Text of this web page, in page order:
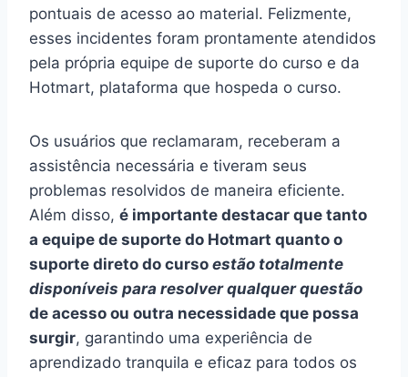
pontuais de acesso ao material. Felizmente,
esses incidentes foram prontamente atendidos
pela própria equipe de suporte do curso e da
Hotmart, plataforma que hospeda o curso.
Os usuários que reclamaram, receberam a
assistência necessária e tiveram seus
problemas resolvidos de maneira eficiente.
Além disso, é importante destacar que tanto
a equipe de suporte do Hotmart quanto o
suporte direto do curso estão totalmente
disponíveis para resolver qualquer questão
de acesso ou outra necessidade que possa
surgir, garantindo uma experiência de
aprendizado tranquila e eficaz para todos os